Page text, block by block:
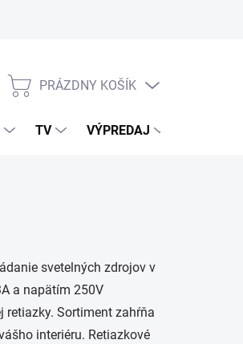
NÁKUPNÝ
PRÁZDNY KOŠÍK
TV VÝPREDAJ
svetelných zdrojov v
a napätím 250V
retiazky. Sortiment zahŕňa
interiéru. Retiazkové